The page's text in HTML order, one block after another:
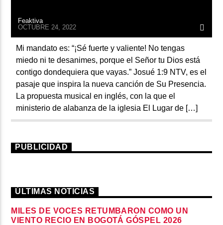
Feaktiva
OCTUBRE 24, 2022
Mi mandato es: “¡Sé fuerte y valiente! No tengas
miedo ni te desanimes, porque el Señor tu Dios está
contigo dondequiera que vayas.” Josué 1:9 NTV, es el
pasaje que inspira la nueva canción de Su Presencia.
La propuesta musical en inglés, con la que el
ministerio de alabanza de la iglesia El Lugar de […]
PUBLICIDAD
ÚLTIMAS NOTICIAS
MILES DE VOCES RETUMBARON COMO UN
VIENTO RECIO EN BOGOTÁ GÓSPEL 2026